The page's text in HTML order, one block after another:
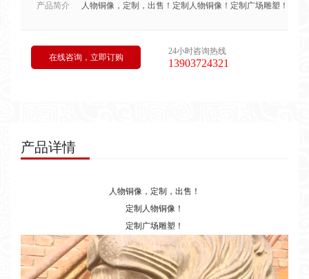
产品简介 人物铜像，定制，出售！定制人物铜像！定制广场雕塑！
在线咨询，立即订购
24小时咨询热线
13903724321
产品详情
人物铜像，定制，出售！
定制人物铜像！
定制广场雕塑！